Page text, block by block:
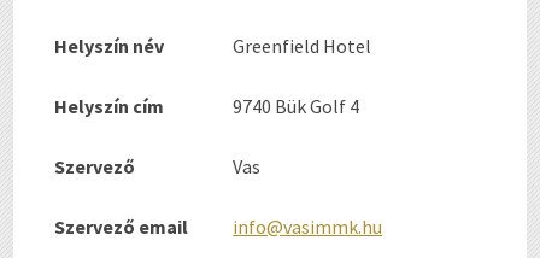
Helyszín név Greenfield Hotel
Helyszín cím 9740 Bük Golf 4
Szervező Vas
Szervező email info@vasimmk.hu